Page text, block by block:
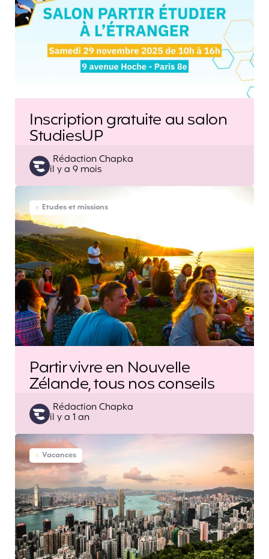
Inscription gratuite au salon
StudiesUP
Posted
by
Rédaction Chapka
il y a 9 mois
Etudes et missions
Partir vivre en Nouvelle
Zélande, tous nos conseils
Posted
by
Rédaction Chapka
il y a 1 an
Vacances